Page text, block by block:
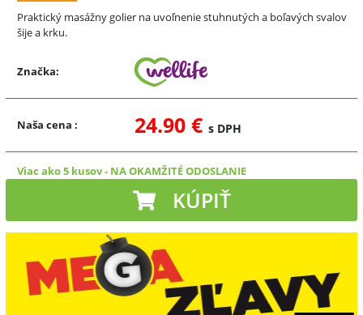
Praktický masážny golier na uvoľnenie stuhnutých a boľavých svalov
šije a krku.
Značka:
Naša cena : 24.90 € s DPH
Viac ako 5 kusov- NA OKAMŽITÉ ODOSLANIE
KÚPIŤ